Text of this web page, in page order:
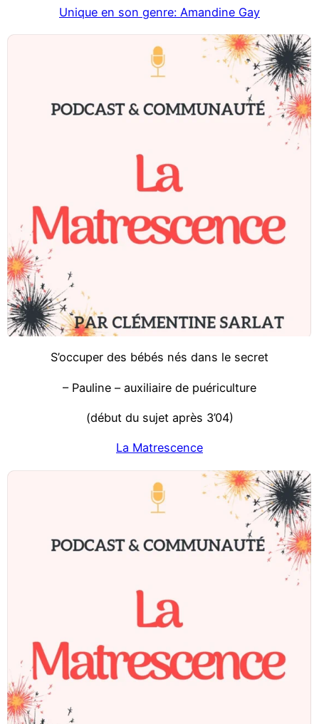
Unique en son genre: Amandine Gay
S’occuper des bébés nés dans le secret
– Pauline – auxiliaire de puériculture
(début du sujet après 3’04)
La Matrescence